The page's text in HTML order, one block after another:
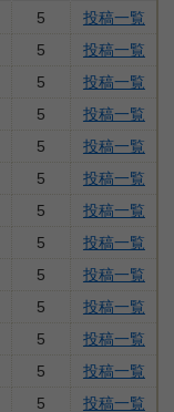
5
投稿一覧
5
投稿一覧
5
投稿一覧
5
投稿一覧
5
投稿一覧
5
投稿一覧
5
投稿一覧
5
投稿一覧
5
投稿一覧
5
投稿一覧
5
投稿一覧
5
投稿一覧
5
投稿一覧